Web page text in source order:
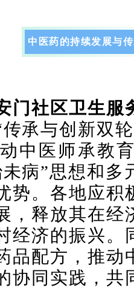
中医药的持续发展与
门社区卫生服
承与创新双
中医师承教
病”思想和
势。各地应积
，释放其在经
经济的振兴。
品配方，推动
协同实践，共